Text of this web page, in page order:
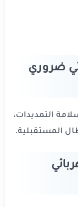
ضروري
التمديدات،
المستقبلية.